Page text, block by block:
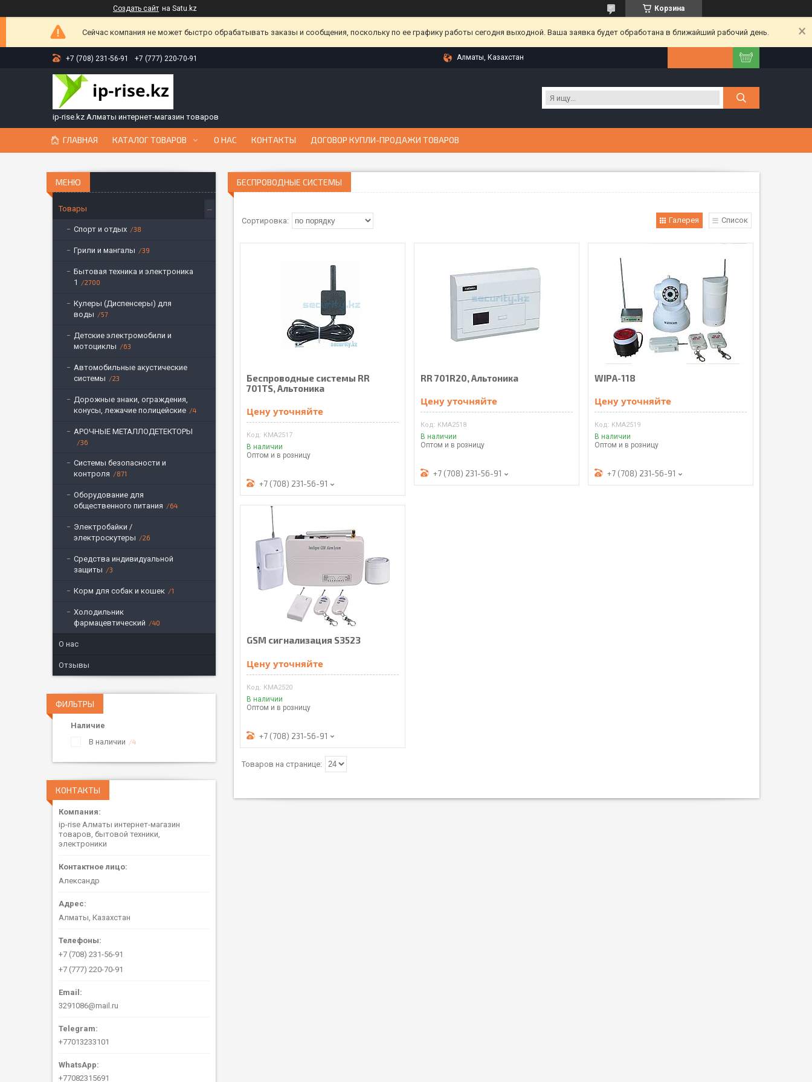
Создать сайт на Satu.kz Корзина
Сейчас компания не может быстро обрабатывать заказы и сообщения, поскольку по ее графику работы сегодня выходной. Ваша заявка будет обработана в ближайший рабочий день.
+7 (708) 231-56-91 +7 (777) 220-70-91 Алматы, Казахстан
ip-rise.kz Алматы интернет-магазин товаров
ГЛАВНАЯ КАТАЛОГ ТОВАРОВ О НАС КОНТАКТЫ ДОГОВОР КУПЛИ-ПРОДАЖИ ТОВАРОВ
БЕСПРОВОДНЫЕ СИСТЕМЫ
Галерея Список
Беспроводные системы RR
701TS, Альтоника
Цену уточняйте
KMА2517
В наличии
Оптом и в розницу
+7 (708) 231-56-91
RR 701R20, Альтоника
Цену уточняйте
KMА2518
В наличии
Оптом и в розницу
+7 (708) 231-56-91
WIPA-118
Цену уточняйте
KMА2519
В наличии
Оптом и в розницу
+7 (708) 231-56-91
GSM сигнализация S3523
Цену уточняйте
KMА2520
В наличии
Оптом и в розницу
+7 (708) 231-56-91
Товары
Спорт и отдых 38
Грили и мангалы 39
Бытовая техника и электроника
1
2700
Кулеры (Диспенсеры) для
воды
57
Детские электромобили и
мотоциклы
63
Автомобильные акустические
системы
23
Дорожные знаки, ограждения,
конусы, лежачие полицейские
4
АРОЧНЫЕ МЕТАЛЛОДЕТЕКТОРЫ
36
Системы безопасности и
контроля
871
Оборудование для
общественного питания
64
Электробайки /
электроскутеры
26
Средства индивидуальной
защиты
3
Корм для собак и кошек 1
Холодильник
фармацевтический
40
О нас
Отзывы
ФИЛЬТРЫ
Наличие
В наличии
4
КОНТАКТЫ
ip-rise Алматы интернет-магазин
товаров, бытовой техники,
электроники
Александр
Алматы, Казахстан
+7 (708) 231-56-91
+7 (777) 220-70-91
3291086@mail.ru
+77013233101
+77082315691